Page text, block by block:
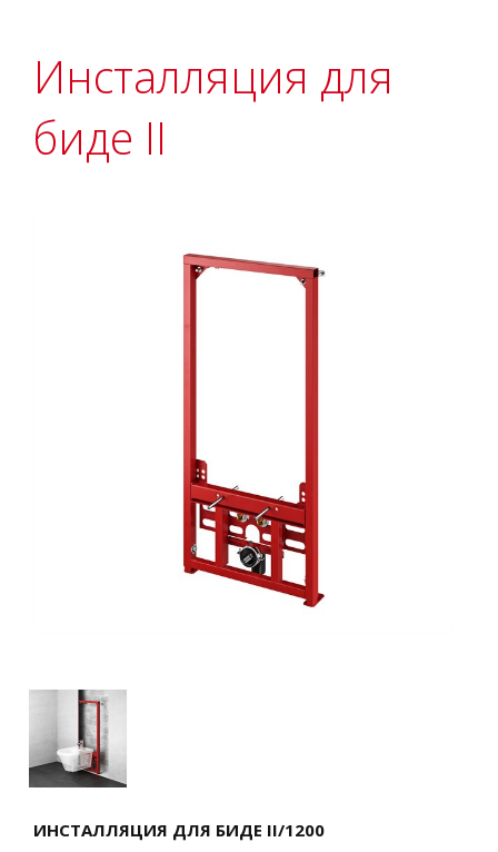
Инсталляция для
биде II
ИНСТАЛЛЯЦИЯ ДЛЯ БИДЕ II/1200